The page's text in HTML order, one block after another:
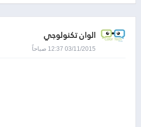
الوان تكنولوجي
03/11/2015 12:37 صباحاً